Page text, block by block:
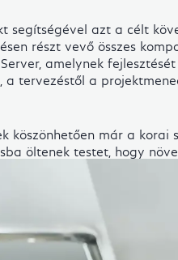
segítségével azt a célt
részt vevő összes
amelynek
tervezéstől a
köszönhetően már a
öltenek testet, hogy